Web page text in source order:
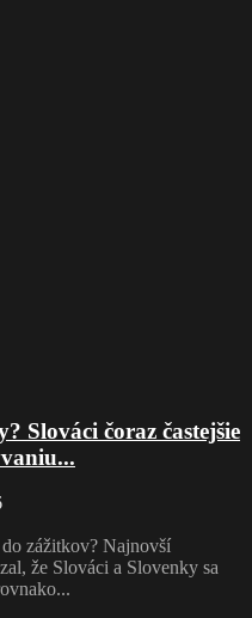
Slováci čoraz častejšie
zážitkov? Najnovší
že Slováci a Slovenky sa